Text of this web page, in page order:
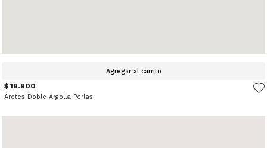
Agregar al carrito
$ 19.900
Aretes Doble Argolla Perlas